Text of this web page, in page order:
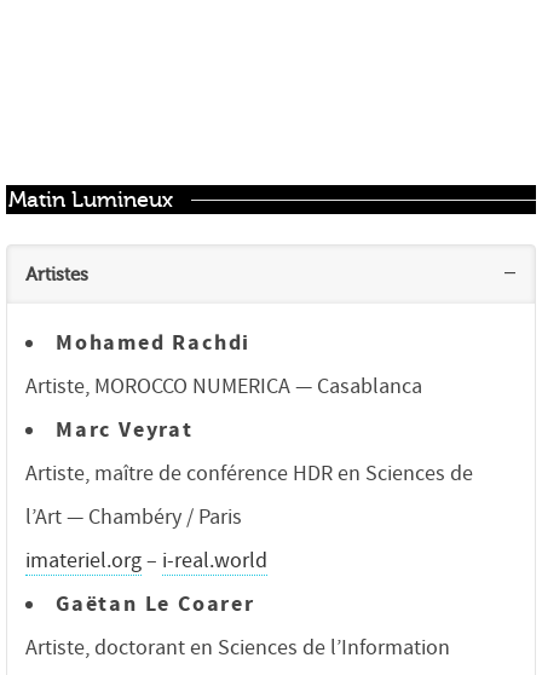
Matin Lumineux
Artistes
Mohamed Rachdi
Artiste, MOROCCO NUMERICA — Casablanca
Marc Veyrat
Artiste, maître de conférence HDR en Sciences de
l’Art — Chambéry / Paris
imateriel.org– i-real.world
Gaëtan Le Coarer
Artiste, doctorant en Sciences de l’Information